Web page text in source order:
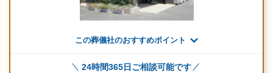
この葬儀社のおすすめポイント
24時間365日ご相談可能です